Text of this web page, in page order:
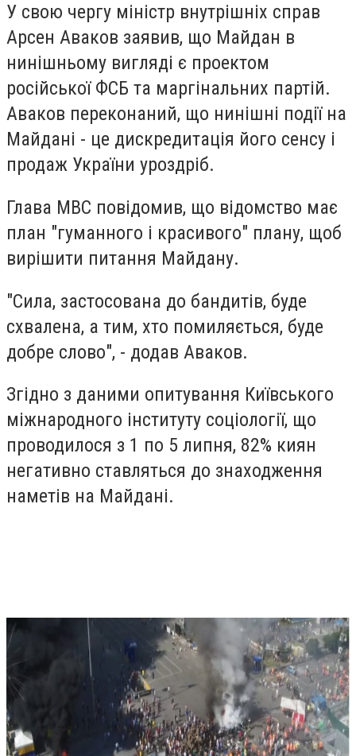
У свою чергу міністр внутрішніх справ
Арсен Аваков заявив, що Майдан в
нинішньому вигляді є проектом
російської ФСБ та маргінальних партій.
Аваков переконаний, що нинішні події на
Майдані - це дискредитація його сенсу і
продаж України уроздріб.
Глава МВС повідомив, що відомство має
план "гуманного і красивого" плану, щоб
вирішити питання Майдану.
"Сила, застосована до бандитів, буде
схвалена, а тим, хто помиляється, буде
добре слово", - додав Аваков.
Згідно з даними опитування Київського
міжнародного інституту соціології, що
проводилося з 1 по 5 липня, 82% киян
негативно ставляться до знаходження
наметів на Майдані.